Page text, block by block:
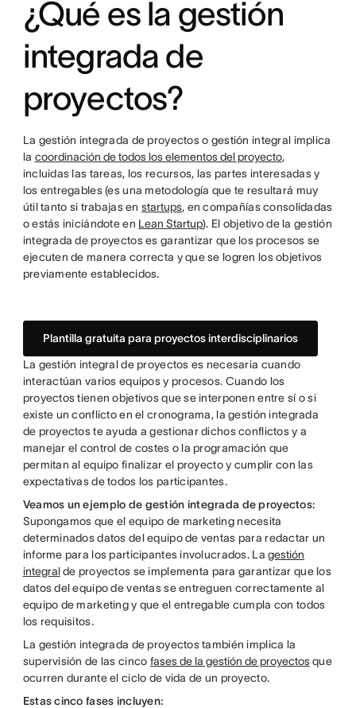
¿Qué es la gestión
integrada de
proyectos?
La gestión integrada de proyectos o gestión integral implica
la coordinación de todos los elementos del proyecto,
incluidas las tareas, los recursos, las partes interesadas y
los entregables (es una metodología que te resultará muy
útil tanto si trabajas en startups, en compañías consolidadas
o estás iniciándote en Lean Startup). El objetivo de la gestión
integrada de proyectos es garantizar que los procesos se
ejecuten de manera correcta y que se logren los objetivos
previamente establecidos.
Plantilla gratuita para proyectos interdisciplinarios
La gestión integral de proyectos es necesaria cuando
interactúan varios equipos y procesos. Cuando los
proyectos tienen objetivos que se interponen entre sí o si
existe un conflicto en el cronograma, la gestión integrada
de proyectos te ayuda a gestionar dichos conflictos y a
manejar el control de costes o la programación que
permitan al equipo finalizar el proyecto y cumplir con las
expectativas de todos los participantes.
Veamos un ejemplo de gestión integrada de proyectos:
Supongamos que el equipo de marketing necesita
determinados datos del equipo de ventas para redactar un
informe para los participantes involucrados. Lagestión
integralde proyectos se implementa para garantizar que los
datos del equipo de ventas se entreguen correctamente al
equipo de marketing y que el entregable cumpla con todos
los requisitos.
La gestión integrada de proyectos también implica la
supervisión de las cinco fases de la gestión de proyectosque
ocurren durante el ciclo de vida de un proyecto.
Estas cinco fases incluyen: